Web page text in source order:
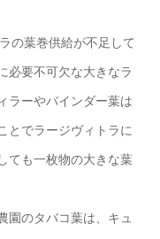
の葉巻供給が不足して
必要不可欠な大きなラ
ラーやバインダー葉は
とでラージヴィトラに
ても一枚物の大きな葉
園のタバコ葉は、キュ